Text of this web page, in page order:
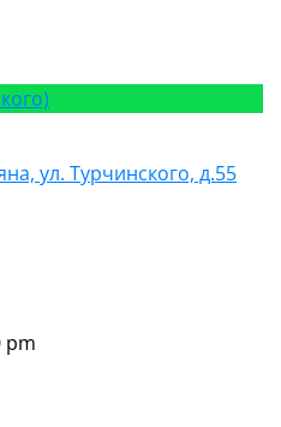
ул. Турчинского, д.55
pm